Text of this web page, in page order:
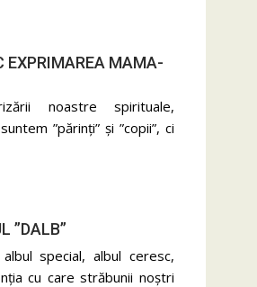
EXPRIMAREA MAMA-
noastre spirituale,
”părinți” și ”copii”, ci
”DALB”
special, albul ceresc,
cu care străbunii noștri